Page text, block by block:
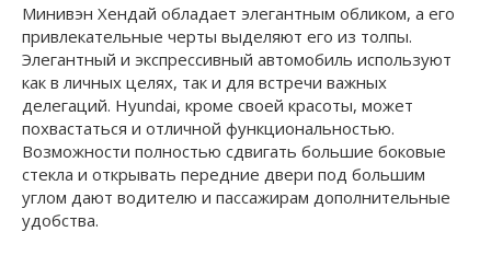
Минивэн Хендай обладает элегантным обликом, а его
привлекательные черты выделяют его из толпы.
Элегантный и экспрессивный автомобиль используют
как в личных целях, так и для встречи важных
делегаций. Hyundai, кроме своей красоты, может
похвастаться и отличной функциональностью.
Возможности полностью сдвигать большие боковые
стекла и открывать передние двери под большим
углом дают водителю и пассажирам дополнительные
удобства.